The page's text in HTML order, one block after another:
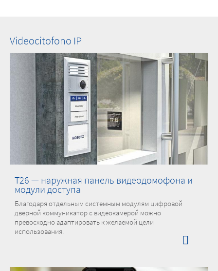
Videocitofono IP
T26 — наружная панель видеодомофона и
модули доступа
Благодаря отдельным системным модулям цифровой
дверной коммуникатор с видеокамерой можно
превосходно адаптировать к желаемой цели
использования.